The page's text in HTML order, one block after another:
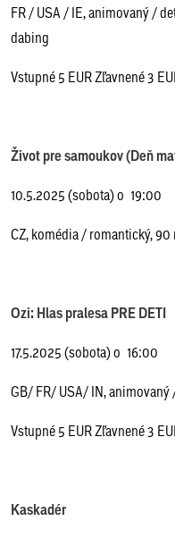
FR / USA / IE, animovaný /
dabing
Vstupné 5 EUR Zľavnené 3
Život pre samoukov (Deň
10.5.2025 (sobota) o 19:00
CZ, komédia / romantický,
Ozi: Hlas pralesa PRE DETI
17.5.2025 (sobota) o 16:00
GB/ FR/ USA/ IN,
Vstupné 5 EUR Zľavnené 3
Kaskadér